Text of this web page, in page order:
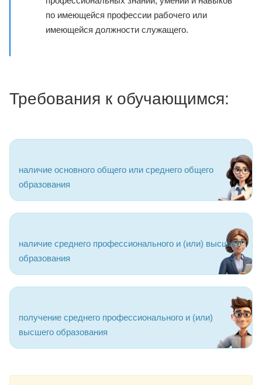
по имеющейся профессии рабочего или
имеющейся должности служащего.
Требования к обучающимся:
наличие основного общего или среднего общего
образования
наличие среднего профессионального и (или) высшего
образования
получение среднего профессионального и (или)
высшего образования